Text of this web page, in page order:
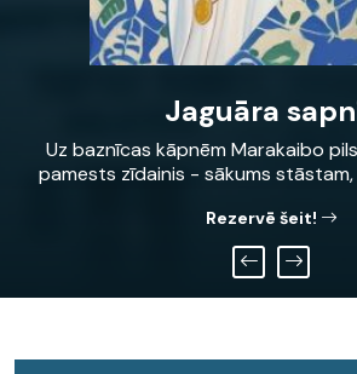
Jaguāra
Uz baznīcas kāpnēm Marakaibo
pamests zīdainis - sākums stāstam,
Rezervē šeit!